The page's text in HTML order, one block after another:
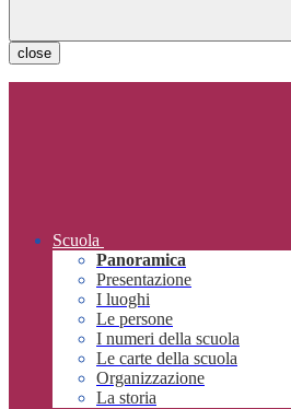
close
Scuola
Panoramica
Presentazione
I luoghi
Le persone
I numeri della scuola
Le carte della scuola
Organizzazione
La storia